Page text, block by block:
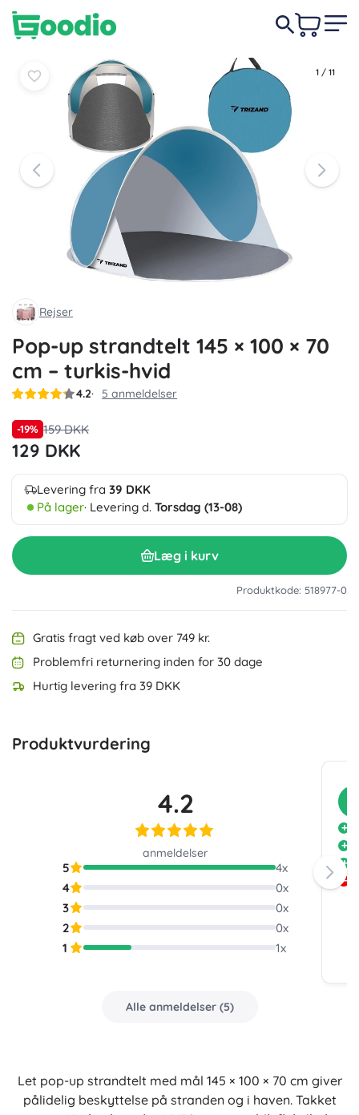
1 / 11
Rejser
Pop-up strandtelt 145 × 100 × 70
cm – turkis-hvid
4.2 5 anmeldelser
-19% 159 DKK
129 DKK
Levering fra 39 DKK
På lager· Levering d. Torsdag (13-08)
Læg i kurv
Produktkode: 518977-0
Gratis fragt ved køb over 749 kr.
Problemfri returnering inden for 30 dage
Hurtig levering fra 39 DKK
Produktvurdering
4.2
anmeldelser
5 4x
4
0x
3
0x
2
0x
1
1x
Alle anmeldelser(5)
Let pop-up strandtelt med mål 145 × 100 × 70 cm giver
pålidelig beskyttelse på stranden og i haven. Takket
-19% 159 DKK
Læg i